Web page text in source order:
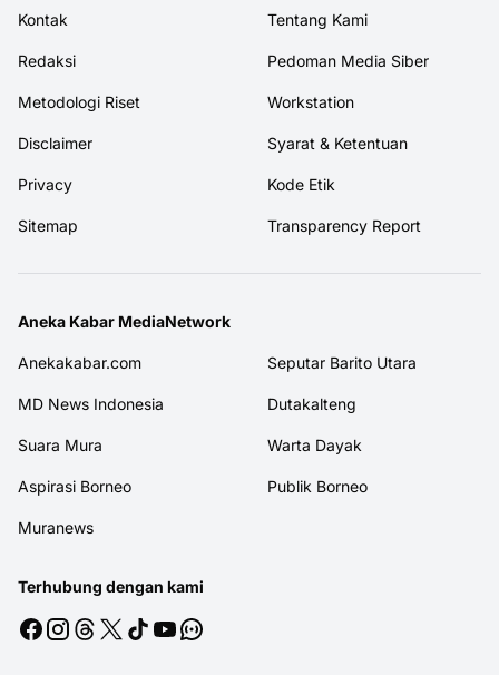
Kontak Tentang Kami
Redaksi Pedoman Media Siber
Metodologi Riset Workstation
Disclaimer Syarat & Ketentuan
Privacy Kode Etik
Sitemap Transparency Report
Aneka Kabar MediaNetwork
Anekakabar.com Seputar Barito Utara
MD News Indonesia Dutakalteng
Suara Mura Warta Dayak
Aspirasi Borneo Publik Borneo
Muranews
Terhubung dengan kami